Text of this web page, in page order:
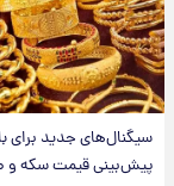
سیگنال‌های جدید برای
پیش‌بینی قیمت سکه و